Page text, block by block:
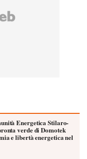
Energetica Stilaro-
verde di Domotek
e libertà energetica nel